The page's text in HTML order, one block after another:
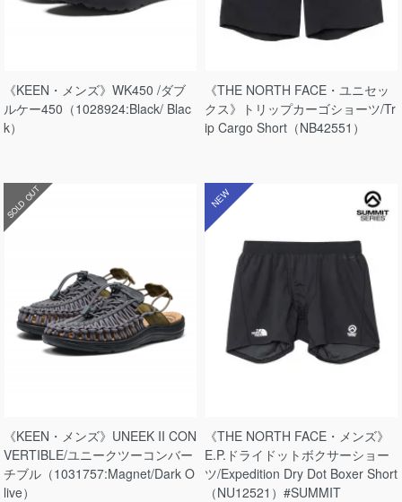
《KEEN・メンズ》WK450 /ダブ
ルケー450（1028924:Black/ Blac
k）
《THE NORTH FACE・ユニセッ
クス》トリップカーゴショーツ/Tr
ip Cargo Short（NB42551）
SOLD OUT
《KEEN・メンズ》UNEEK II CON
VERTIBLE/ユニークツーコンバー
チブル（1031757:Magnet/Dark O
live）
NEW
《THE NORTH FACE・メンズ》
E.P.ドライドットボクサーショー
ツ/Expedition Dry Dot Boxer Short
（NU12521）#SUMMIT